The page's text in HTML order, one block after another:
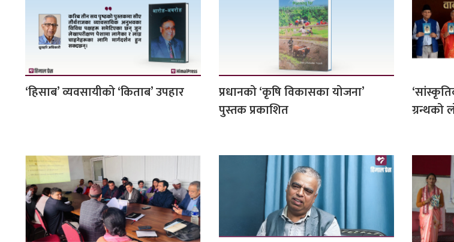
‘हिसाब’ व्यवसायीको ‘किताब’ उपहार
प्रधानको ‘कृषि विकासका योजना’
पुस्तक प्रकाशित
ग्रन्थको